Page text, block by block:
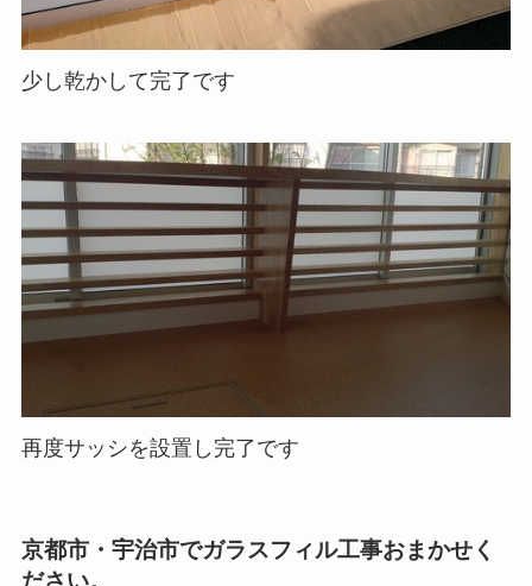
少し乾かして完了です
再度サッシを設置し完了です
京都市・宇治市でガラスフィル工事おまかせく
ださい。